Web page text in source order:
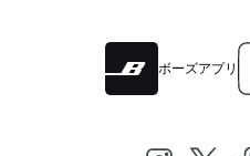
ボーズアプリ